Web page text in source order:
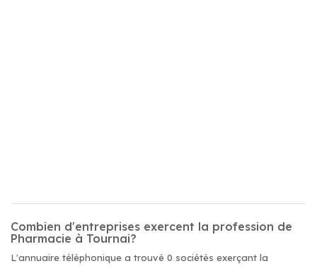
Combien d'entreprises exercent la profession de
Pharmacie à Tournai?
L'annuaire téléphonique a trouvé 0 sociétés exerçant la